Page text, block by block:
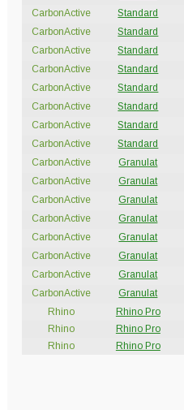
CarbonActive
Standard
CarbonActive
Standard
CarbonActive
Standard
CarbonActive
Standard
CarbonActive
Standard
CarbonActive
Standard
CarbonActive
Standard
CarbonActive
Standard
CarbonActive
Granulat
CarbonActive
Granulat
CarbonActive
Granulat
CarbonActive
Granulat
CarbonActive
Granulat
CarbonActive
Granulat
CarbonActive
Granulat
CarbonActive
Granulat
Rhino
Rhino Pro
Rhino
Rhino Pro
Rhino
Rhino Pro